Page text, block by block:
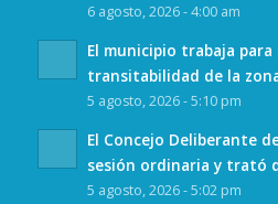
6 agosto, 2026 - 4:00 am
El municipio trabaja para
transitabilidad de la
5 agosto, 2026 - 5:10 pm
El Concejo Deliberante
sesión ordinaria y trató
5 agosto, 2026 - 5:02 pm